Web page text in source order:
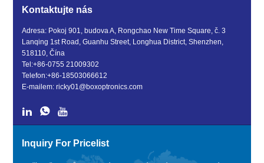
Kontaktujte nás
Adresa: Pokoj 901, budova A, Rongchao New Time Square, č. 3
Lanqing 1st Road, Guanhu Street, Longhua District, Shenzhen,
518110, Čína
Tel:+86-0755 21009302
Telefon:+86-18503066612
E-mailem:ricky01@boxoptronics.com
Inquiry For Pricelist